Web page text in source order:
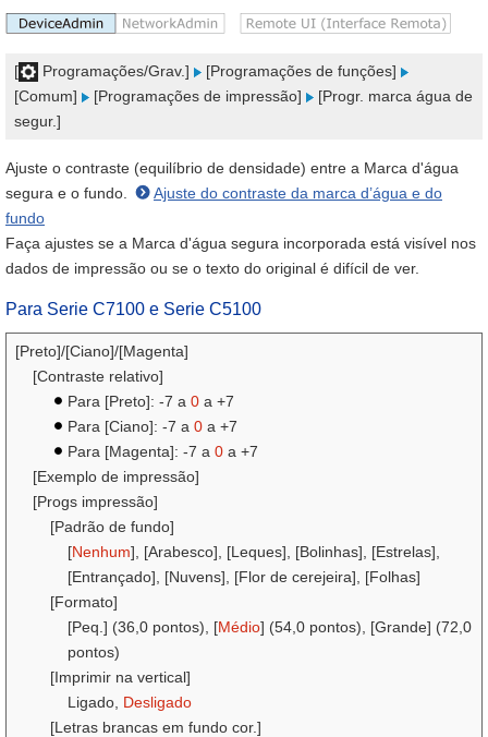
[ Programações/Grav.]
[Programações de funções]
[Comum]
[Programações de impressão]
[Progr. marca água de
segur.]
Ajuste o contraste (equilíbrio de densidade) entre a Marca d'água
segura e o fundo.
Ajuste do contraste da marca d’água e do
fundo
Faça ajustes se a Marca d'água segura incorporada está visível nos
dados de impressão ou se o texto do original é difícil de ver.
Para Serie C7100 e Serie C5100
[Preto]/[Ciano]/[Magenta]
[Contraste relativo]
Para [Preto]: -7 a 0 a +7
Para [Ciano]: -7 a 0 a +7
Para [Magenta]: -7 a 0 a +7
[Exemplo de impressão]
[Progs impressão]
[Padrão de fundo]
[Nenhum], [Arabesco], [Leques], [Bolinhas], [Estrelas],
[Entrançado], [Nuvens], [Flor de cerejeira], [Folhas]
[Formato]
[Peq.] (36,0 pontos), [Médio] (54,0 pontos), [Grande] (72,0
pontos)
[Imprimir na vertical]
Ligado, Desligado
[Letras brancas em fundo cor.]